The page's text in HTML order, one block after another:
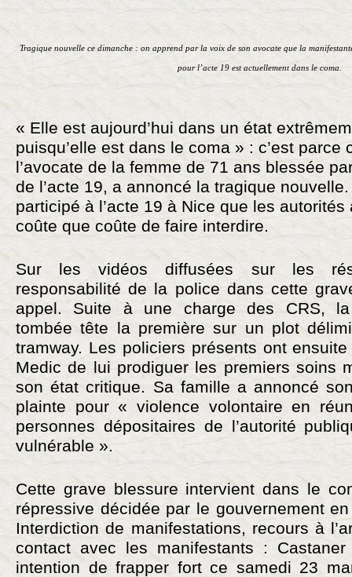
Tragique nouvelle ce dimanche : on apprend par la voix de son avocate que la
pour l’acte 19 est actuellement dans le coma.
« Elle est aujourd’hui dans un état
puisqu’elle est dans le coma » : c’est parce
l’avocate de la femme de 71 ans blessée
de l’acte 19, a annoncé la tragique
participé à l’acte 19 à Nice que les
coûte que coûte de faire interdire.
Sur les vidéos diffusées sur les
responsabilité de la police dans cette
appel. Suite à une charge des CRS, la
tombée tête la première sur un plot
tramway. Les policiers présents ont
Medic de lui prodiguer les premiers soins
son état critique. Sa famille a annoncé
plainte pour « violence volontaire en
personnes dépositaires de l’autorité
vulnérable ».
Cette grave blessure intervient dans le
répressive décidée par le gouvernement
Interdiction de manifestations, recours à
contact avec les manifestants :
intention de frapper fort ce samedi 23